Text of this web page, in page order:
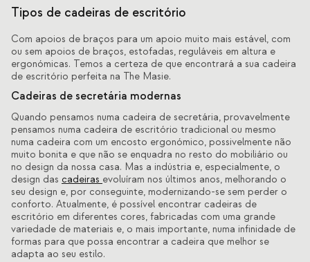
Tipos de cadeiras de escritório
Com apoios de braços para um apoio muito mais estável, com
ou sem apoios de braços, estofadas, reguláveis em altura e
ergonómicas. Temos a certeza de que encontrará a sua cadeira
de escritório perfeita na The Masie.
Cadeiras de secretária modernas
Quando pensamos numa cadeira de secretária, provavelmente
pensamos numa cadeira de escritório tradicional ou mesmo
numa cadeira com um encosto ergonómico, possivelmente não
muito bonita e que não se enquadra no resto do mobiliário ou
no design da nossa casa. Mas a indústria e, especialmente, o
design das cadeiras evoluíram nos últimos anos, melhorando o
seu design e, por conseguinte, modernizando-se sem perder o
conforto. Atualmente, é possível encontrar cadeiras de
escritório em diferentes cores, fabricadas com uma grande
variedade de materiais e, o mais importante, numa infinidade de
formas para que possa encontrar a cadeira que melhor se
adapta ao seu estilo.